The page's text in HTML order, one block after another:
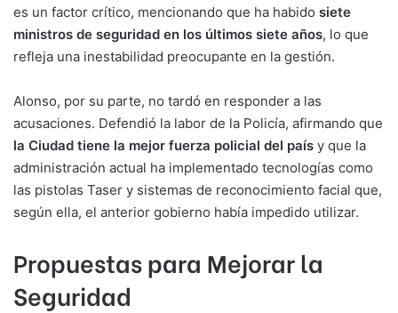
es un factor crítico, mencionando que ha habido siete
ministros de seguridad en los últimos siete años, lo que
refleja una inestabilidad preocupante en la gestión.
Alonso, por su parte, no tardó en responder a las
acusaciones. Defendió la labor de la Policía, afirmando que
la Ciudad tiene la mejor fuerza policial del país y que la
administración actual ha implementado tecnologías como
las pistolas Taser y sistemas de reconocimiento facial que,
según ella, el anterior gobierno había impedido utilizar.
Propuestas para Mejorar la
Seguridad